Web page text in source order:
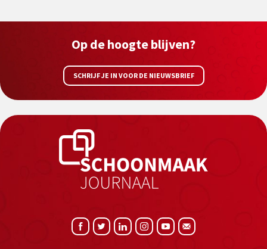
Op de hoogte blijven?
SCHRIJF JE IN VOOR DE NIEUWSBRIEF